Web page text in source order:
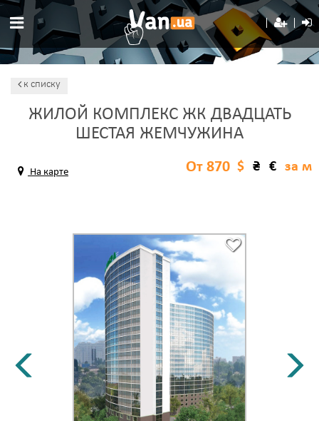
к списку
ЖИЛОЙ КОМПЛЕКС ЖК ДВАДЦАТЬ
ШЕСТАЯ ЖЕМЧУЖИНА
На карте $ ₴ € за м
От 870